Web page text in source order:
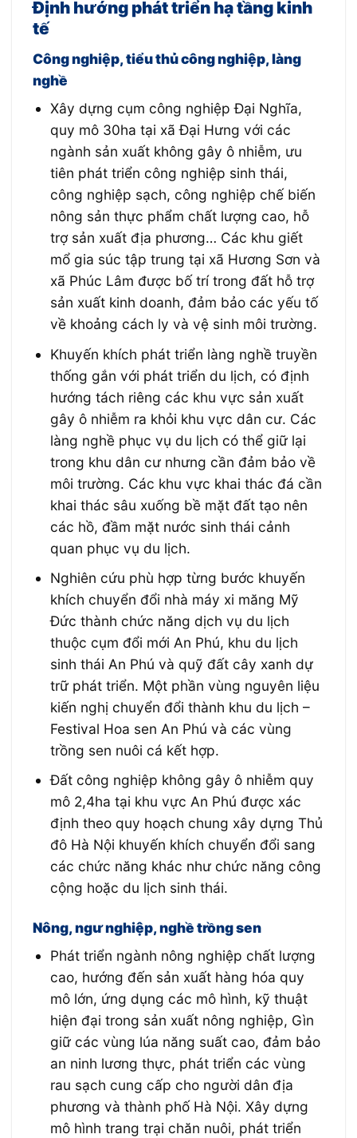
Định hướng phát triển hạ tầng kinh
tế
Công nghiệp, tiểu thủ công nghiệp, làng
nghề
Xây dựng cụm công nghiệp Đại Nghĩa,
quy mô 30ha tại xã Đại Hưng với các
ngành sản xuất không gây ô nhiễm, ưu
tiên phát triển công nghiệp sinh thái,
công nghiệp sạch, công nghiệp chế biến
nông sản thực phẩm chất lượng cao, hỗ
trợ sản xuất địa phương… Các khu giết
mổ gia súc tập trung tại xã Hương Sơn và
xã Phúc Lâm được bố trí trong đất hỗ trợ
sản xuất kinh doanh, đảm bảo các yếu tố
về khoảng cách ly và vệ sinh môi trường.
Khuyến khích phát triển làng nghề truyền
thống gắn với phát triển du lịch, có định
hướng tách riêng các khu vực sản xuất
gây ô nhiễm ra khỏi khu vực dân cư. Các
làng nghề phục vụ du lịch có thể giữ lại
trong khu dân cư nhưng cần đảm bảo về
môi trường. Các khu vực khai thác đá cần
khai thác sâu xuống bề mặt đất tạo nên
các hồ, đầm mặt nước sinh thái cảnh
quan phục vụ du lịch.
Nghiên cứu phù hợp từng bước khuyến
khích chuyển đổi nhà máy xi măng Mỹ
Đức thành chức năng dịch vụ du lịch
thuộc cụm đổi mới An Phú, khu du lịch
sinh thái An Phú và quỹ đất cây xanh dự
trữ phát triển. Một phần vùng nguyên liệu
kiến nghị chuyển đổi thành khu du lịch –
Festival Hoa sen An Phú và các vùng
trồng sen nuôi cá kết hợp.
Đất công nghiệp không gây ô nhiễm quy
mô 2,4ha tại khu vực An Phú được xác
định theo quy hoạch chung xây dựng Thủ
đô Hà Nội khuyến khích chuyển đổi sang
các chức năng khác như chức năng công
cộng hoặc du lịch sinh thái.
Nông, ngư nghiệp, nghề trồng sen
Phát triển ngành nông nghiệp chất lượng
cao, hướng đến sản xuất hàng hóa quy
mô lớn, ứng dụng các mô hình, kỹ thuật
hiện đại trong sản xuất nông nghiệp, Gìn
giữ các vùng lúa năng suất cao, đảm bảo
an ninh lương thực, phát triển các vùng
rau sạch cung cấp cho người dân địa
phương và thành phố Hà Nội. Xây dựng
mô hình trang trại chăn nuôi, phát triển